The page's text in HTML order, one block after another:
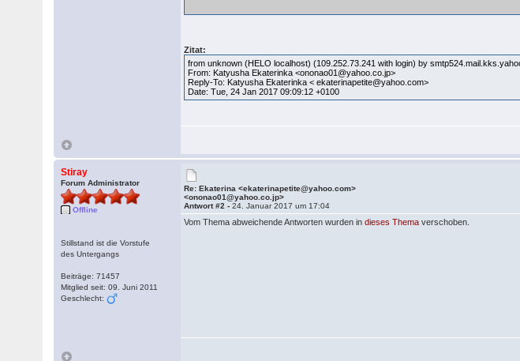
Zitat:
from unknown (HELO localhost) (109.252.73.241 with login) by
From: Katyusha Ekaterinka <ononao01@yahoo.co.jp>
Reply-To: Katyusha Ekaterinka < ekaterinapetite@yahoo.com>
Date: Tue, 24 Jan 2017 09:09:12 +0100
Stiray
Forum Administrator
Offline
Stillstand ist die Vorstufe
des Untergangs
Beiträge: 71457
Mitglied seit: 09. Juni 2011
Geschlecht:
Re: Ekaterina <ekaterinapetite@yahoo.com>
<ononao01@yahoo.co.jp>
Antwort #2 -24. Januar 2017 um 17:04
Vom Thema abweichende Antworten wurden indieses Thema verschoben.